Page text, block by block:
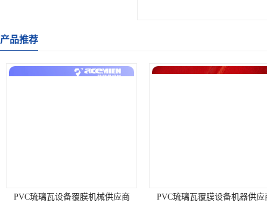
产品推荐
PVC琉璃瓦设备覆膜机械供应商 PVC琉璃瓦覆膜设备机器供应